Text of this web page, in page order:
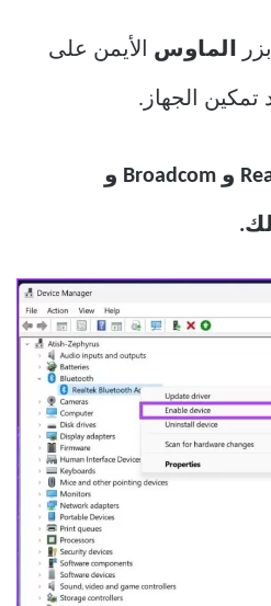
الماوس الأيمن على
تمكين الجهاز.
Realtek و Broadcom و